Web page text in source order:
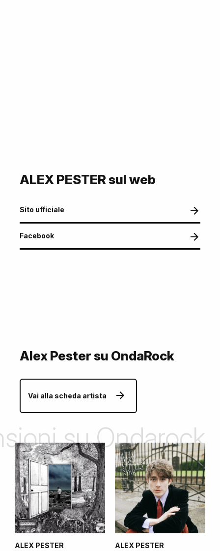
ALEX PESTER sul web
Sito ufficiale
Facebook
Alex Pester su OndaRock
Vai alla scheda artista
su Ondarock
ALEX PESTER
ALEX PESTER